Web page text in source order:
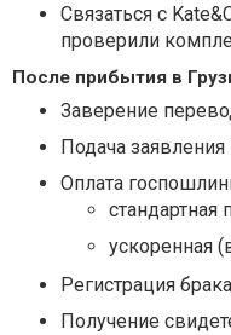
Связаться с
проверили
После прибытия в
Заверение
Подача
Оплата
ускоренная
Регистрация
Получение